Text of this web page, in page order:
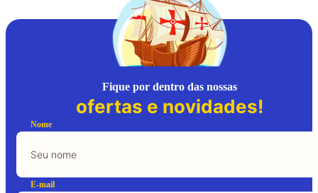
Fique por dentro das nossas
ofertas e novidades!
Nome
E-mail